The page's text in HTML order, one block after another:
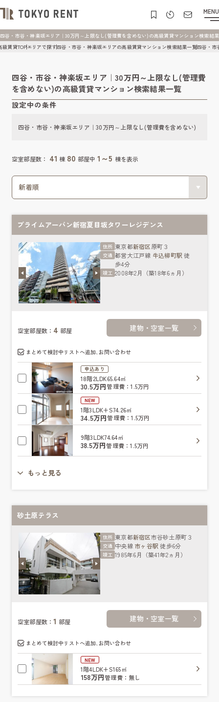
MENU
四谷・市谷・神楽坂エリア｜30万円～上限なし(管理費を含めない)の高級賃貸マンション検索結
級賃貸TOPエリアで探す四谷・市谷・神楽坂エリアの高級賃貸マンション検索結果一覧四谷・市
四谷・市谷・神楽坂エリア｜30万円～上限なし(管理費
を含めない)の高級賃貸マンション検索結果一覧
設定中の条件
空室部屋数： 41 棟 80 部屋中 1～5 棟を表示
四谷・市谷・神楽坂エリア｜30万円～上限なし(管理費を含めない)
プライムアーバン新宿夏目坂タワーレジデンス
住所 東京都新宿区原町３
交通 都営大江戸線 牛込柳町駅 徒
歩4分
竣工 2008年2月（築18年6ヵ月）
空室部屋数： 4 部屋 建物・空室一覧
まとめて検討中リストへ追加､お問い合わせ
申込あり
18階2LDK65.64㎡
30.5万円管理費：1.5万円
NEW
1階3LDK+S74.26㎡
34.5万円管理費：1.5万円
9階3LDK74.64㎡
38.5万円管理費：1.5万円
もっと見る
砂土原テラス
住所 東京都新宿区市谷砂土原町３
交通 中央線 市ヶ谷駅 徒歩6分
竣工 1985年6月（築41年2ヵ月）
空室部屋数：1 部屋 建物・空室一覧
まとめて検討中リストへ追加､お問い合わせ
NEW
1階4LDK+S165㎡
158万円管理費：無し